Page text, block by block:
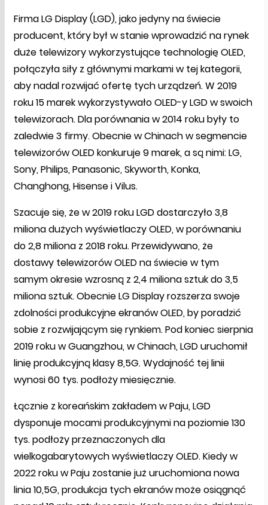
Firma LG Display (LGD), jako jedyny na świecie
producent, który był w stanie wprowadzić na rynek
duże telewizory wykorzystujące technologię OLED,
połączyła siły z głównymi markami w tej kategorii,
aby nadal rozwijać ofertę tych urządzeń. W 2019
roku 15 marek wykorzystywało OLED-y LGD w swoich
telewizorach. Dla porównania w 2014 roku były to
zaledwie 3 firmy. Obecnie w Chinach w segmencie
telewizorów OLED konkuruje 9 marek, a są nimi: LG,
Sony, Philips, Panasonic, Skyworth, Konka,
Changhong, Hisense i Vilus.
Szacuje się, że w 2019 roku LGD dostarczyło 3,8
miliona dużych wyświetlaczy OLED, w porównaniu
do 2,8 miliona z 2018 roku. Przewidywano, że
dostawy telewizorów OLED na świecie w tym
samym okresie wzrosną z 2,4 miliona sztuk do 3,5
miliona sztuk. Obecnie LG Display rozszerza swoje
zdolności produkcyjne ekranów OLED, by poradzić
sobie z rozwijającym się rynkiem. Pod koniec sierpnia
2019 roku w Guangzhou, w Chinach, LGD uruchomił
linię produkcyjną klasy 8,5G. Wydajność tej linii
wynosi 60 tys. podłoży miesięcznie.
Łącznie z koreańskim zakładem w Paju, LGD
dysponuje mocami produkcyjnymi na poziomie 130
tys. podłoży przeznaczonych dla
wielkogabarytowych wyświetlaczy OLED. Kiedy w
2022 roku w Paju zostanie już uruchomiona nowa
linia 10,5G, produkcja tych ekranów może osiągnąć